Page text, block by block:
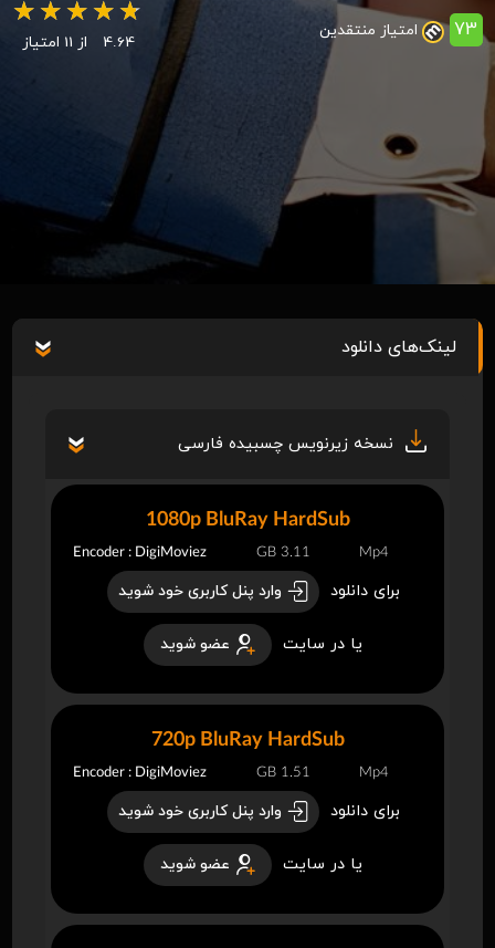
73 امتیاز منتقدین
4.64 از 11 امتیاز
لینک‌های دانلود
نسخه زیرنویس چسبیده فارسی
برای دانلود وارد پنل کاربری خود شوید
یا در سایت عضو شوید
1080p BluRay HardSub
Encoder : DigiMoviez 3.11 GB Mp4
برای دانلود وارد پنل کاربری خود شوید
یا در سایت عضو شوید
720p BluRay HardSub
Encoder : DigiMoviez 1.51 GB Mp4